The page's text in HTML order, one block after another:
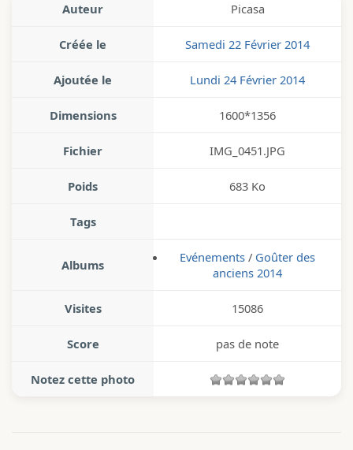
Auteur Picasa
Créée le Samedi 22 Février 2014
Ajoutée le Lundi 24 Février 2014
Dimensions 1600*1356
Fichier IMG_0451.JPG
Poids 683 Ko
Tags
Albums Evénements / Goûter des
anciens 2014
Visites 15086
Score pas de note
Notez cette photo